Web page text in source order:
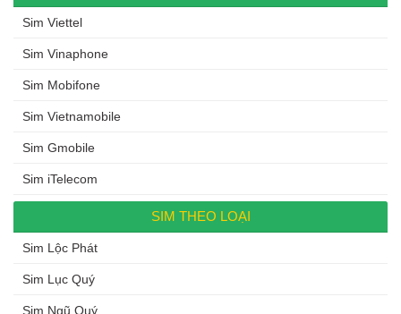
Sim Viettel
Sim Vinaphone
Sim Mobifone
Sim Vietnamobile
Sim Gmobile
Sim iTelecom
SIM THEO LOẠI
Sim Lộc Phát
Sim Lục Quý
Sim Ngũ Quý